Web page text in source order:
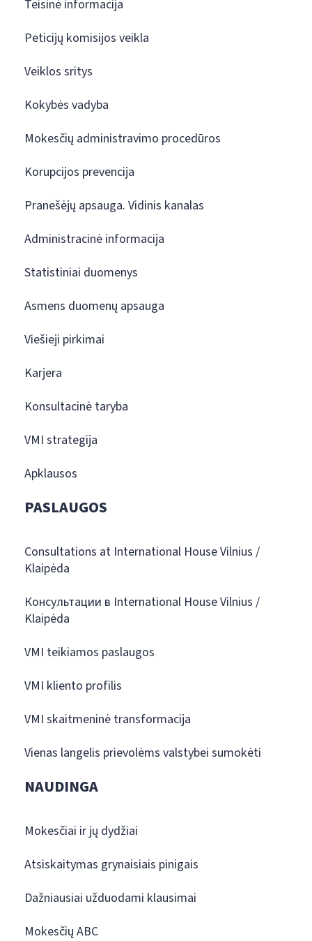
Teisinė informacija
Peticijų komisijos veikla
Veiklos sritys
Kokybės vadyba
Mokesčių administravimo procedūros
Korupcijos prevencija
Pranešėjų apsauga. Vidinis kanalas
Administracinė informacija
Statistiniai duomenys
Asmens duomenų apsauga
Viešieji pirkimai
Karjera
Konsultacinė taryba
VMI strategija
Apklausos
PASLAUGOS
Consultations at International House Vilnius /
Klaipėda
Консультации в International House Vilnius /
Klaipėda
VMI teikiamos paslaugos
VMI kliento profilis
VMI skaitmeninė transformacija
Vienas langelis prievolėms valstybei sumokėti
NAUDINGA
Mokesčiai ir jų dydžiai
Atsiskaitymas grynaisiais pinigais
Dažniausiai užduodami klausimai
Mokesčių ABC